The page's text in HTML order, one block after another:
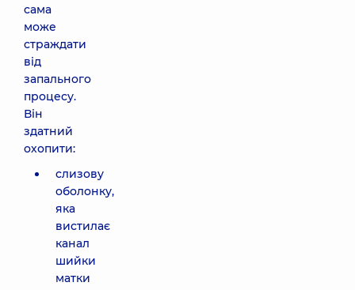
сама
може
страждати
від
запального
процесу.
Він
здатний
охопити:
слизову
оболонку,
яка
вистилає
канал
шийки
матки